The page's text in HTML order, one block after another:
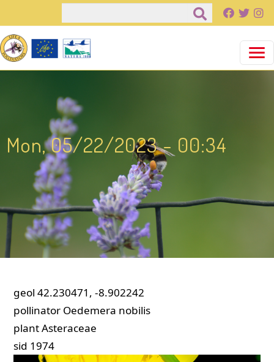
Salta al contenuto principale
Mon, 05/22/2023 - 00:34
geol 42.230471, -8.902242
pollinator Oedemera nobilis
plantAsteraceae
sid 1974